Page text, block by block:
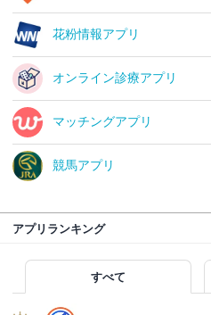
花粉情報アプリ
オンライン診療アプリ
マッチングアプリ
競馬アプリ
アプリランキング
すべて